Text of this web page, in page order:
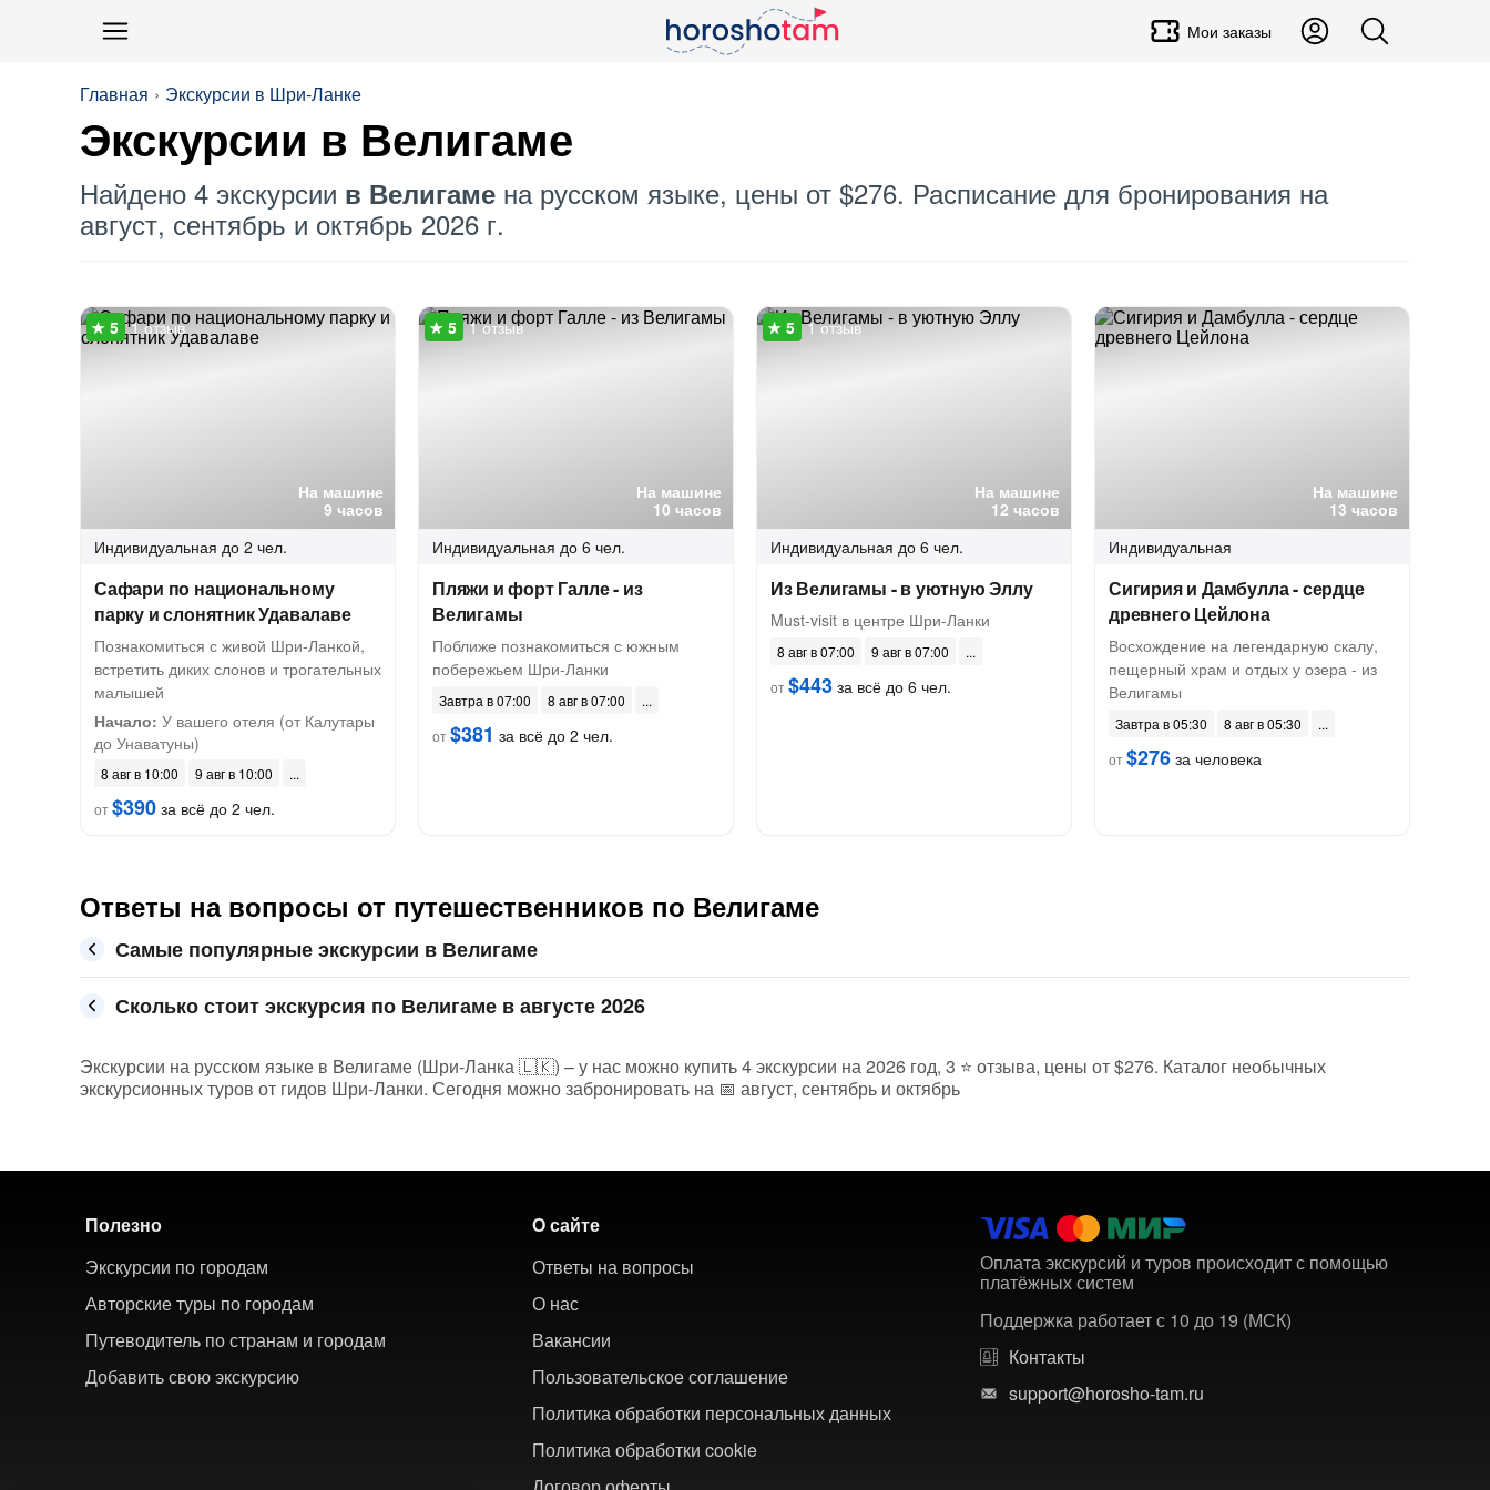
Мои заказы
Главная Экскурсии в Шри-Ланке
Экскурсии в Велигаме
Найдено 4 экскурсии в Велигаме на русском языке, цены от $276. Расписание для бронирования на
август, сентябрь и октябрь 2026 г.
На машине
9 часов
1 отзыв
Индивидуальная до 2 чел.
Сафари по национальному
парку и слонятник Удавалаве
Познакомиться с живой Шри-Ланкой,
встретить диких слонов и трогательных
малышей
Начало: У вашего отеля (от Калутары
до Унаватуны)
8 авг в 10:00
9 авг в 10:00
от$390 за всё до 2 чел.
На машине
10 часов
1 отзыв
Индивидуальная до 6 чел.
Пляжи и форт Галле - из
Велигамы
Поближе познакомиться с южным
побережьем Шри-Ланки
Завтра в 07:00
8 авг в 07:00
от$381 за всё до 2 чел.
На машине
12 часов
1 отзыв
Индивидуальная до 6 чел.
Из Велигамы - в уютную Эллу
Must-visit в центре Шри-Ланки
8 авг в 07:00
9 авг в 07:00
от$443 за всё до 6 чел.
На машине
13 часов
Индивидуальная
Сигирия и Дамбулла - сердце
древнего Цейлона
Восхождение на легендарную скалу,
пещерный храм и отдых у озера - из
Велигамы
Завтра в 05:30
8 авг в 05:30
от$276 за человека
Ответы на вопросы от путешественников по Велигаме
Самые популярные экскурсии в Велигаме
Сколько стоит экскурсия по Велигаме в августе 2026
Экскурсии на русском языке в Велигаме (Шри-Ланка 🇱🇰) – у нас можно купить 4 экскурсии на 2026 год, 3 ⭐ отзыва, цены от $276. Каталог необычных
экскурсионных туров от гидов Шри-Ланки. Сегодня можно забронировать на 📅 август, сентябрь и октябрь
Полезно
Экскурсии по городам
Авторские туры по городам
Путеводитель по странам и городам
Добавить свою экскурсию
О сайте
Ответы на вопросы
О нас
Вакансии
Пользовательское соглашение
Политика обработки персональных данных
Политика обработки cookie
Оплата экскурсий и туров происходит с помощью
платёжных систем
Поддержка работает с 10 до 19 (МСК)
Контакты
support@horosho-tam.ru